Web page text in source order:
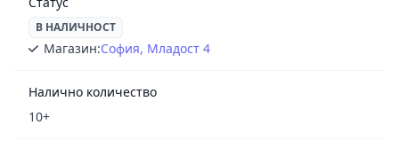
В НАЛИЧНОСТ
Магазин:София, Младост 4
Налично количество
10+